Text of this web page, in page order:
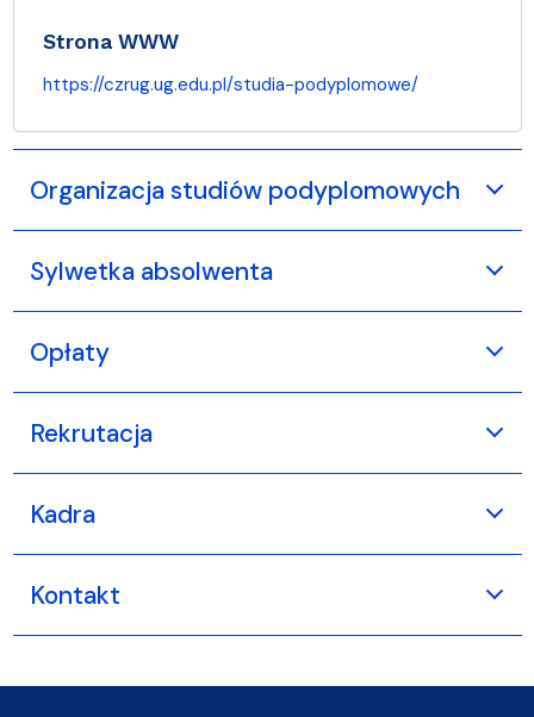
Strona WWW
https://czrug.ug.edu.pl/studia-podyplomowe/
Organizacja studiów podyplomowych
Sylwetka absolwenta
Opłaty
Rekrutacja
Kadra
Kontakt